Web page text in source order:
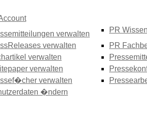
verwalten
verwalten
verwalten
verwalten
verwalten
�ndern
PR
PR